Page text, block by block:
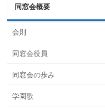
同窓会概要
会則
同窓会役員
同窓会の歩み
学園歌